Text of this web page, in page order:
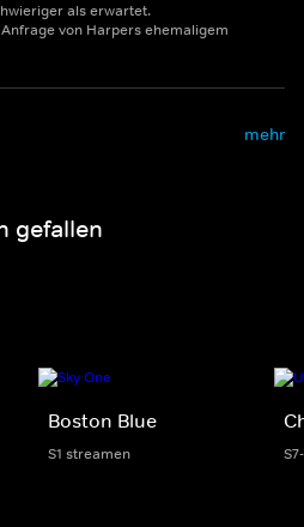
als erwartet.
von Harpers ehemaligem
mehr
gefallen
Boston Blue
S1 streamen